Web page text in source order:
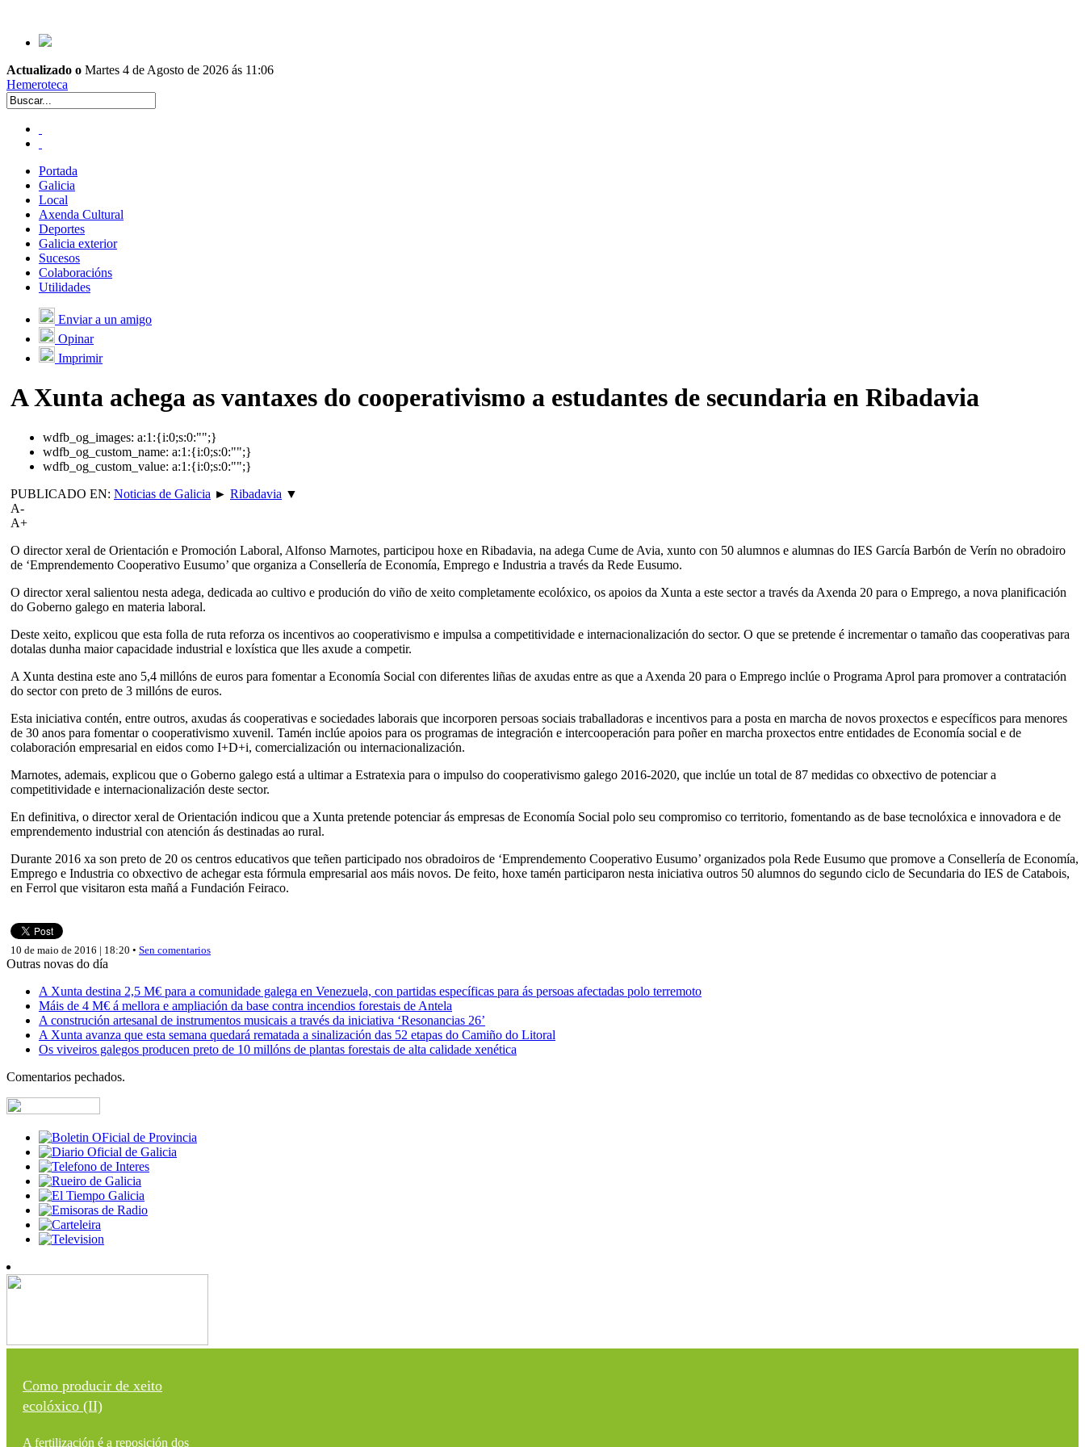
Actualizado o Martes 4 de Agosto de 2026 ás 11:06
Hemeroteca
Portada
Galicia
Local
Axenda Cultural
Deportes
Galicia exterior
Sucesos
Colaboracións
Utilidades
Enviar a un amigo
Opinar
Imprimir
A Xunta achega as vantaxes do cooperativismo a estudantes de secundaria en Ribadavia
wdfb_og_images: a:1:{i:0;s:0:"";}
wdfb_og_custom_name: a:1:{i:0;s:0:"";}
wdfb_og_custom_value: a:1:{i:0;s:0:"";}
PUBLICADO EN: Noticias de Galicia ► Ribadavia ▼
A-
A+
O director xeral de Orientación e Promoción Laboral, Alfonso Marnotes, participou hoxe en Ribadavia, na adega Cume de Avia, xunto con 50 alumnos e alumnas do IES García Barbón de Verín no obradoiro
de ‘Emprendemento Cooperativo Eusumo’ que organiza a Consellería de Economía, Emprego e Industria a través da Rede Eusumo.
O director xeral salientou nesta adega, dedicada ao cultivo e produción do viño de xeito completamente ecolóxico, os apoios da Xunta a este sector a través da Axenda 20 para o Emprego, a nova planificación
do Goberno galego en materia laboral.
Deste xeito, explicou que esta folla de ruta reforza os incentivos ao cooperativismo e impulsa a competitividade e internacionalización do sector. O que se pretende é incrementar o tamaño das cooperativas para
dotalas dunha maior capacidade industrial e loxística que lles axude a competir.
A Xunta destina este ano 5,4 millóns de euros para fomentar a Economía Social con diferentes liñas de axudas entre as que a Axenda 20 para o Emprego inclúe o Programa Aprol para promover a contratación
do sector con preto de 3 millóns de euros.
Esta iniciativa contén, entre outros, axudas ás cooperativas e sociedades laborais que incorporen persoas sociais traballadoras e incentivos para a posta en marcha de novos proxectos e específicos para menores
de 30 anos para fomentar o cooperativismo xuvenil. Tamén inclúe apoios para os programas de integración e intercooperación para poñer en marcha proxectos entre entidades de Economía social e de
colaboración empresarial en eidos como I+D+i, comercialización ou internacionalización.
Marnotes, ademais, explicou que o Goberno galego está a ultimar a Estratexia para o impulso do cooperativismo galego 2016-2020, que inclúe un total de 87 medidas co obxectivo de potenciar a
competitividade e internacionalización deste sector.
En definitiva, o director xeral de Orientación indicou que a Xunta pretende potenciar ás empresas de Economía Social polo seu compromiso co territorio, fomentando as de base tecnolóxica e innovadora e de
emprendemento industrial con atención ás destinadas ao rural.
Durante 2016 xa son preto de 20 os centros educativos que teñen participado nos obradoiros de ‘Emprendemento Cooperativo Eusumo’ organizados pola Rede Eusumo que promove a Consellería de Economía,
Emprego e Industria co obxectivo de achegar esta fórmula empresarial aos máis novos. De feito, hoxe tamén participaron nesta iniciativa outros 50 alumnos do segundo ciclo de Secundaria do IES de Catabois,
en Ferrol que visitaron esta mañá a Fundación Feiraco.
10 de maio de 2016 | 18:20 • Sen comentarios
Outras novas do día
A Xunta destina 2,5 M€ para a comunidade galega en Venezuela, con partidas específicas para ás persoas afectadas polo terremoto
Máis de 4 M€ á mellora e ampliación da base contra incendios forestais de Antela
A construción artesanal de instrumentos musicais a través da iniciativa ‘Resonancias 26’
A Xunta avanza que esta semana quedará rematada a sinalización das 52 etapas do Camiño do Litoral
Os viveiros galegos producen preto de 10 millóns de plantas forestais de alta calidade xenética
Comentarios pechados.
Como producir de xeito
ecolóxico (II)
A fertilización é a reposición dos